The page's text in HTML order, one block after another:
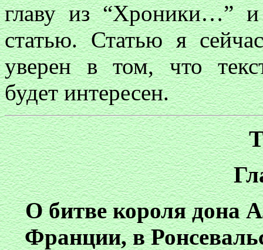
главу из “Хроники…”
статью. Статью я
уверен в том, что
будет интересен.
О битве короля дона
Франции, в